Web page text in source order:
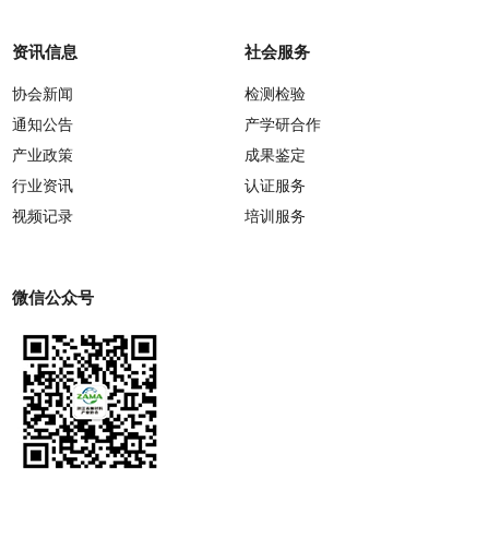
资讯信息
协会新闻
通知公告
产业政策
行业资讯
视频记录
社会服务
检测检验
产学研合作
成果鉴定
认证服务
培训服务
微信公众号